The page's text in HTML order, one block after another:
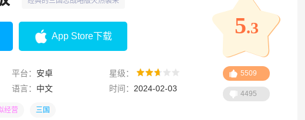
App Store下载
平台： 安卓
星级：
语言： 中文 时间： 2024-02-03
经营 三国
5.3
5509
4495